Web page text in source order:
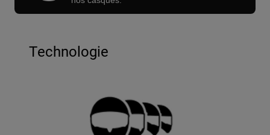
Technologie